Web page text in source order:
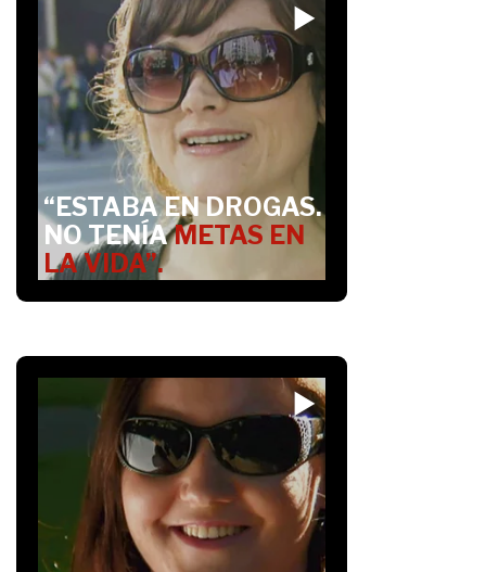
“ESTABA EN DROGAS.
NO TENÍAMETAS EN
LA VIDA”.